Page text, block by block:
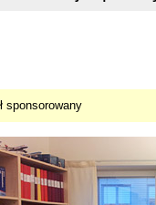
sponsorowany